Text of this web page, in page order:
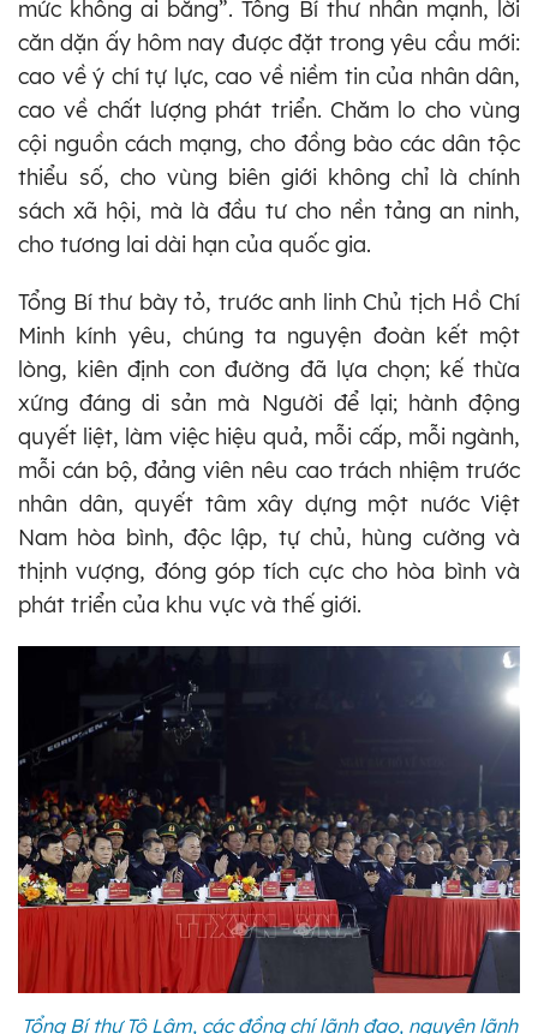
mức không ai bằng”. Tổng Bí thư nhấn mạnh, lời
căn dặn ấy hôm nay được đặt trong yêu cầu mới:
cao về ý chí tự lực, cao về niềm tin của nhân dân,
cao về chất lượng phát triển. Chăm lo cho vùng
cội nguồn cách mạng, cho đồng bào các dân tộc
thiểu số, cho vùng biên giới không chỉ là chính
sách xã hội, mà là đầu tư cho nền tảng an ninh,
cho tương lai dài hạn của quốc gia.
Tổng Bí thư bày tỏ, trước anh linh Chủ tịch Hồ Chí
Minh kính yêu, chúng ta nguyện đoàn kết một
lòng, kiên định con đường đã lựa chọn; kế thừa
xứng đáng di sản mà Người để lại; hành động
quyết liệt, làm việc hiệu quả, mỗi cấp, mỗi ngành,
mỗi cán bộ, đảng viên nêu cao trách nhiệm trước
nhân dân, quyết tâm xây dựng một nước Việt
Nam hòa bình, độc lập, tự chủ, hùng cường và
thịnh vượng, đóng góp tích cực cho hòa bình và
phát triển của khu vực và thế giới.
Tổng Bí thư Tô Lâm, các đồng chí lãnh đạo, nguyên lãnh